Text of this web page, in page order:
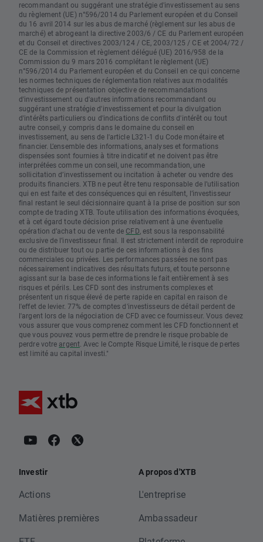
recommandant ou suggérant une stratégie d'investissement au sens
du règlement (UE) n°596/2014 du Parlement européen et du Conseil
du 16 avril 2014 sur les abus de marché (règlement sur les abus de
marché) et abrogeant la directive 2003/6 / CE du Parlement européen
et du Conseil et directives 2003/124 / CE, 2003/125 / CE et 2004/72 /
CE de la Commission et règlement délégué (UE) 2016/958 de la
Commission du 9 mars 2016 complétant le règlement (UE)
n°596/2014 du Parlement européen et du Conseil en ce qui concerne
les normes techniques de réglementation relatives aux modalités
techniques de présentation objective de recommandations
d'investissement ou d'autres informations recommandant ou
suggérant une stratégie d'investissement et pour la divulgation
d'intérêts particuliers ou d'indications de conflits d'intérêt ou tout
autre conseil, y compris dans le domaine du conseil en
investissement, au sens de l'article L321-1 du Code monétaire et
financier. L’ensemble des informations, analyses et formations
dispensées sont fournies à titre indicatif et ne doivent pas être
interprétées comme un conseil, une recommandation, une
sollicitation d’investissement ou incitation à acheter ou vendre des
produits financiers. XTB ne peut être tenu responsable de l’utilisation
qui en est faite et des conséquences qui en résultent, l’investisseur
final restant le seul décisionnaire quant à la prise de position sur son
compte de trading XTB. Toute utilisation des informations évoquées,
et à cet égard toute décision prise relativement à une éventuelle
opération d’achat ou de vente de CFD , est sous la responsabilité
exclusive de l’investisseur final. Il est strictement interdit de reproduire
ou de distribuer tout ou partie de ces informations à des fins
commerciales ou privées. Les performances passées ne sont pas
nécessairement indicatives des résultats futurs, et toute personne
agissant sur la base de ces informations le fait entièrement à ses
risques et périls. Les CFD sont des instruments complexes et
présentent un risque élevé de perte rapide en capital en raison de
l'effet de levier. 77% de comptes d'investisseurs de détail perdent de
l'argent lors de la négociation de CFD avec ce fournisseur. Vous devez
vous assurer que vous comprenez comment les CFD fonctionnent et
que vous pouvez vous permettre de prendre le risque probable de
perdre votre argent. Avec le Compte Risque Limité, le risque de pertes
est limité au capital investi."
Investir
Actions
Matières premières
A propos d'XTB
L'entreprise
Ambassadeur